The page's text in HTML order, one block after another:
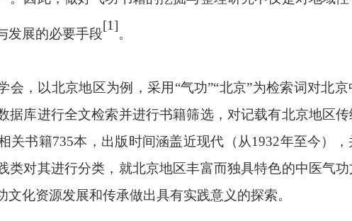
发展的必要手段
[1]
。
会，以北京地区为例，采用“气功”“北京”为检索词对北
据库进行全文检索并进行书籍筛选，对记载有北京地区
关书籍735本，出版时间涵盖近现代（从1932年至今）
类对其进行分类，就北京地区丰富而独具特色的中医气
化资源发展和传承做出具有实践意义的探索。